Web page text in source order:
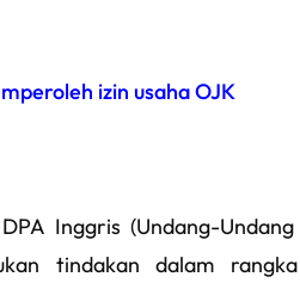
izin usaha OJK
Inggris (Undang-
tindakan dalam